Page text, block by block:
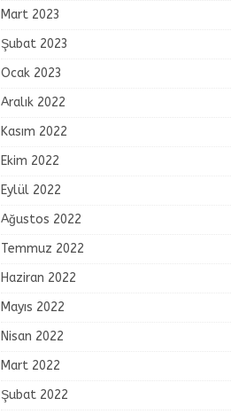
Mart 2023
Şubat 2023
Ocak 2023
Aralık 2022
Kasım 2022
Ekim 2022
Eylül 2022
Ağustos 2022
Temmuz 2022
Haziran 2022
Mayıs 2022
Nisan 2022
Mart 2022
Şubat 2022